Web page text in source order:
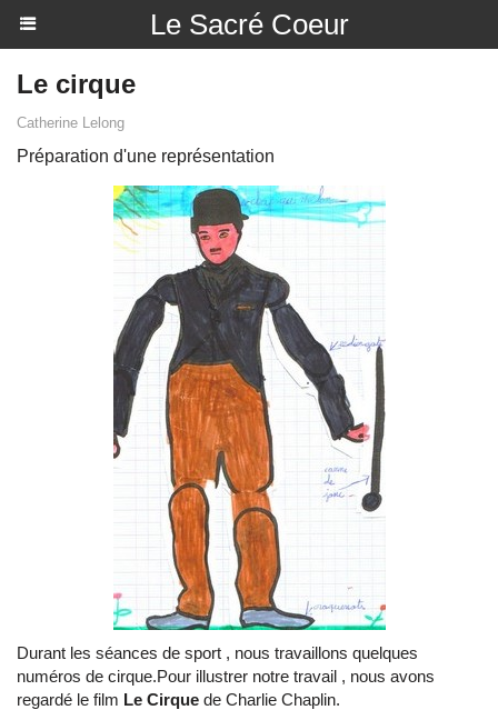
Le Sacré Coeur
Le cirque
Catherine Lelong
Préparation d'une représentation
Durant les séances de sport , nous travaillons quelques
numéros de cirque.Pour illustrer notre travail , nous avons
regardé le film Le Cirque de Charlie Chaplin.